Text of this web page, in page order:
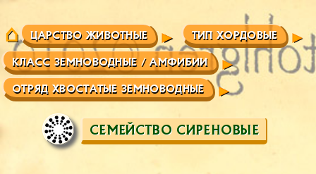
ЦАРСТВО ЖИВОТНЫЕ ТИП ХОРДОВЫЕ
КЛАСС ЗЕМНОВОДНЫЕ / АМФИБИИ
ОТРЯД ХВОСТАТЫЕ ЗЕМНОВОДНЫЕ
СЕМЕЙСТВО СИРЕНОВЫЕ